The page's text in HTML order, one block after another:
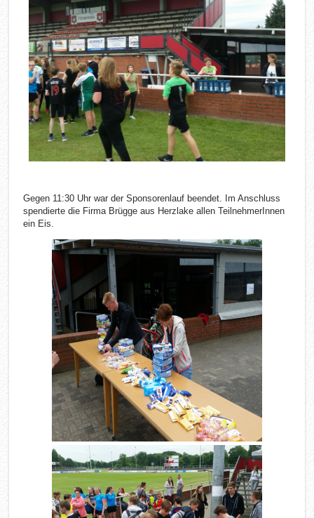
Gegen 11:30 Uhr war der Sponsorenlauf beendet. Im Anschluss
spendierte die Firma Brügge aus Herzlake allen TeilnehmerInnen
ein Eis.